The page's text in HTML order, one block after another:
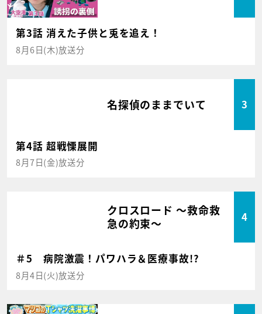
第3話 消えた子供と兎を追え！
8月6日(木)放送分
名探偵のままでいて 3
第4話 超戦慄展開
8月7日(金)放送分
クロスロード ～救命救
急の約束～
4
＃5 病院激震！パワハラ＆医療事故!?
8月4日(火)放送分